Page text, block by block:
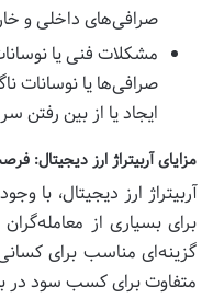
صرافی‌های داخلی و
مشکلات فنی یا
صرافی‌ها یا نوسانات
ایجاد یا از بین
مزایای آربیتراژ ارز دیجیتال:
آربیتراژ ارز دیجیتال، با
برای بسیاری از
گزینه‌ای مناسب برای
متفاوت برای کسب سود در